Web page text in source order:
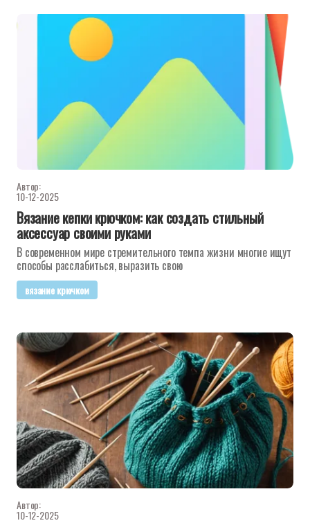
Автор:
10-12-2025
Вязание кепки крючком: как создать стильный
аксессуар своими руками
В современном мире стремительного темпа жизни многие ищут
способы расслабиться, выразить свою
вязание крючком
Автор:
10-12-2025